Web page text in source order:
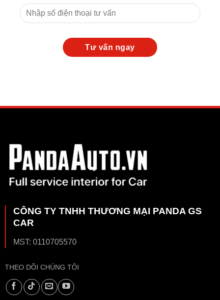
CÔNG TY TNHH THƯƠNG MẠI PANDA GS
CAR
MST: 0110705570
THEO DÕI CHÚNG TÔI